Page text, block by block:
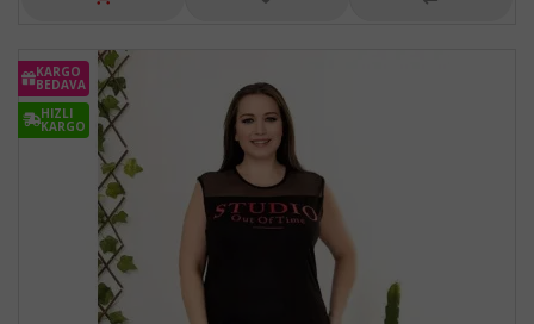
KARGO
BEDAVA
HIZLI
KARGO